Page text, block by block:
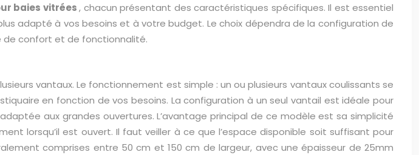
baies vitrées, chacun présentant des caractéristiques spécifiques. Il est essentiel
adapté à vos besoins et à votre budget. Le choix dépendra de la configuration de
de confort et de fonctionnalité.
vantaux. Le fonctionnement est simple : un ou plusieurs vantaux coulissants se
en fonction de vos besoins. La configuration à un seul vantail est idéale pour
aux grandes ouvertures. L’avantage principal de ce modèle est sa simplicité
lorsqu’il est ouvert. Il faut veiller à ce que l’espace disponible soit suffisant pour
comprises entre 50 cm et 150 cm de largeur, avec une épaisseur de 25mm